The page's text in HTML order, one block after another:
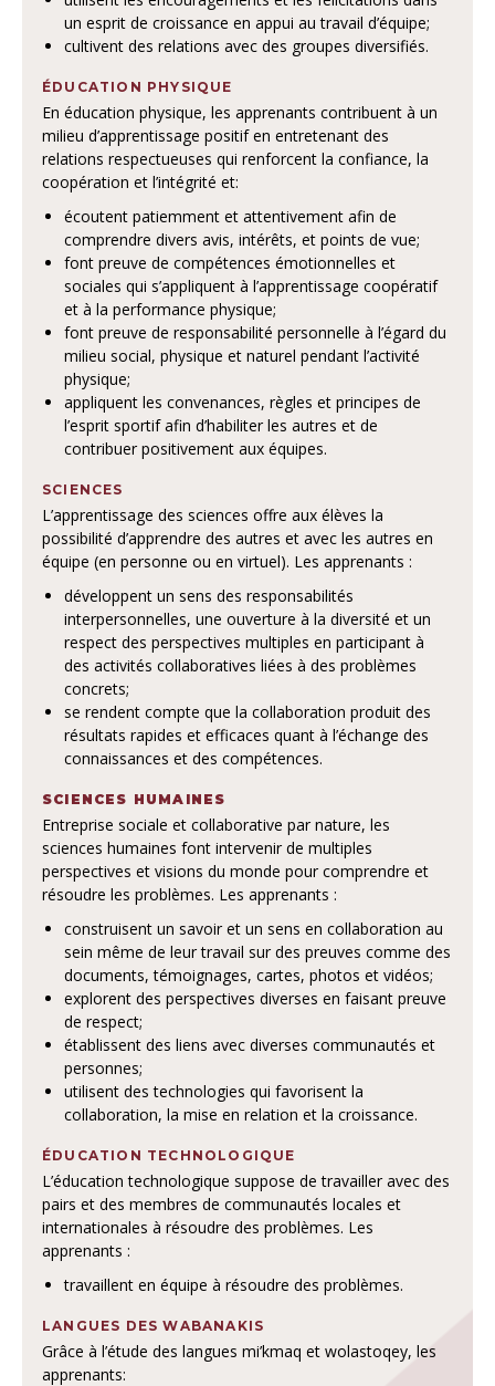
un esprit de croissance en appui au travail d’équipe;
cultivent des relations avec des groupes diversifiés.
ÉDUCATION PHYSIQUE
En éducation physique, les apprenants contribuent à un
milieu d’apprentissage positif en entretenant des
relations respectueuses qui renforcent la confiance, la
coopération et l’intégrité et:
écoutent patiemment et attentivement afin de
comprendre divers avis, intérêts, et points de vue;
font preuve de compétences émotionnelles et
sociales qui s’appliquent à l’apprentissage coopératif
et à la performance physique;
font preuve de responsabilité personnelle à l’égard du
milieu social, physique et naturel pendant l’activité
physique;
appliquent les convenances, règles et principes de
l’esprit sportif afin d’habiliter les autres et de
contribuer positivement aux équipes.
SCIENCES
L’apprentissage des sciences offre aux élèves la
possibilité d’apprendre des autres et avec les autres en
équipe (en personne ou en virtuel). Les apprenants :
développent un sens des responsabilités
interpersonnelles, une ouverture à la diversité et un
respect des perspectives multiples en participant à
des activités collaboratives liées à des problèmes
concrets;
se rendent compte que la collaboration produit des
résultats rapides et efficaces quant à l’échange des
connaissances et des compétences.
SCIENCES HUMAINES
Entreprise sociale et collaborative par nature, les
sciences humaines font intervenir de multiples
perspectives et visions du monde pour comprendre et
résoudre les problèmes. Les apprenants :
construisent un savoir et un sens en collaboration au
sein même de leur travail sur des preuves comme des
documents, témoignages, cartes, photos et vidéos;
explorent des perspectives diverses en faisant preuve
de respect;
établissent des liens avec diverses communautés et
personnes;
utilisent des technologies qui favorisent la
collaboration, la mise en relation et la croissance.
ÉDUCATION TECHNOLOGIQUE
L’éducation technologique suppose de travailler avec des
pairs et des membres de communautés locales et
internationales à résoudre des problèmes. Les
apprenants :
travaillent en équipe à résoudre des problèmes.
LANGUES DES WABANAKIS
Grâce à l’étude des langues mi’kmaq et wolastoqey, les
apprenants: